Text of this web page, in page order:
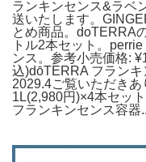
ランキンセンス&ラベ
送いたします。
とめ商品。doTERRA
トル2本セット。
ンス。参考小売価格:
込)dōTERRA フラン
2029.4ご覧いただきあ
1L(2,980円)×4本セッ
フランキンセンス容器